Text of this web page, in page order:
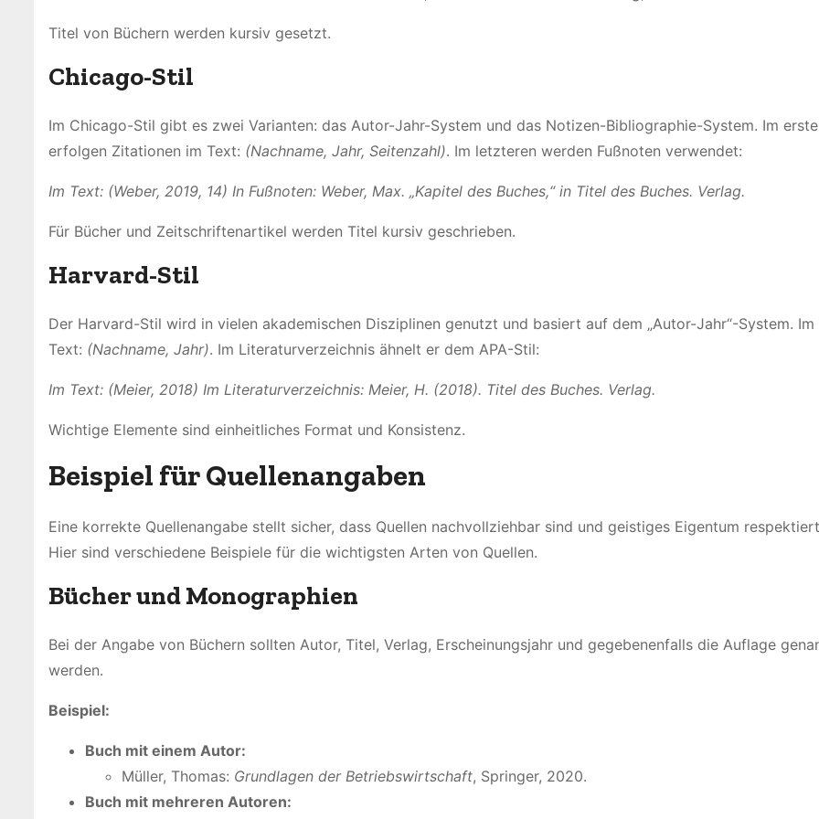
Titel von Büchern werden kursiv gesetzt.
Chicago-Stil
Im Chicago-Stil gibt es zwei Varianten: das Autor-Jahr-System und das Notizen-Bibliographie-System. Im
erfolgen Zitationen im Text: (Nachname, Jahr, Seitenzahl). Im letzteren werden Fußnoten verwendet:
Im Text: (Weber, 2019, 14) In Fußnoten: Weber, Max. „Kapitel des Buches,“ in Titel des Buches. Verlag.
Für Bücher und Zeitschriftenartikel werden Titel kursiv geschrieben.
Harvard-Stil
Der Harvard-Stil wird in vielen akademischen Disziplinen genutzt und basiert auf dem „Autor-Jahr“-System. Im
Text: (Nachname, Jahr). Im Literaturverzeichnis ähnelt er dem APA-Stil:
Im Text: (Meier, 2018) Im Literaturverzeichnis: Meier, H. (2018). Titel des Buches. Verlag.
Wichtige Elemente sind einheitliches Format und Konsistenz.
Beispiel für Quellenangaben
Eine korrekte Quellenangabe stellt sicher, dass Quellen nachvollziehbar sind und geistiges Eigentum
Hier sind verschiedene Beispiele für die wichtigsten Arten von Quellen.
Bücher und Monographien
Bei der Angabe von Büchern sollten Autor, Titel, Verlag, Erscheinungsjahr und gegebenenfalls die Auflage
werden.
Beispiel:
Buch mit einem Autor:
Müller, Thomas: Grundlagen der Betriebswirtschaft, Springer, 2020.
Buch mit mehreren Autoren: